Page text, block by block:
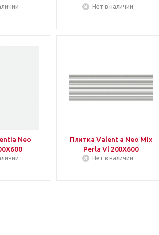
Нет в наличии
Neo
Плитка Valentia Neo Mix
Perla Vl 200Х600
Нет в наличии